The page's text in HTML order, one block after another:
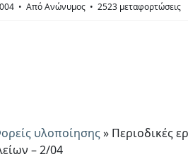
ΑπόΑνώνυμος 2523 μεταφορτώσεις
υλοποίησης» Περιοδικές
– 2/04